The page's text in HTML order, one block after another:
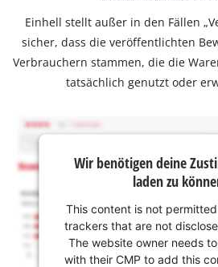
Einhell stellt außer in den Fällen
sicher, dass die veröffentlichten
Verbrauchern stammen, die die
tatsächlich genutzt oder
Wir benötigen deine
laden zu
This content is not
trackers that are not
The website owner needs
with their CMP to add this